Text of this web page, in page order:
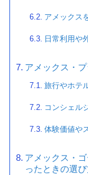
アメックス
日常利用や
アメックス・
旅行やホテ
コンシェル
体験価値や
アメックス・
ったときの選